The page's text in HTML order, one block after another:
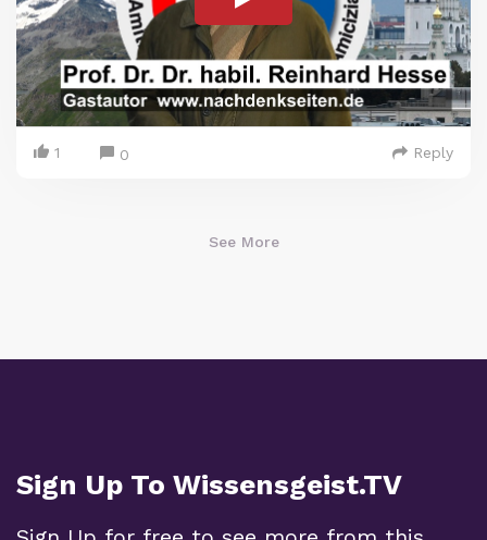
1 0 Reply
See More
Sign Up To Wissensgeist.TV